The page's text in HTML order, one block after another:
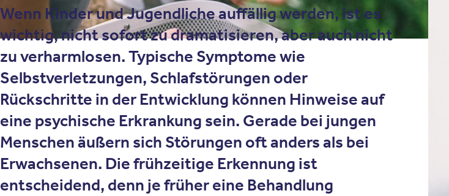
Wenn Kinder und Jugendliche auffällig werden, ist es
wichtig, nicht sofort zu dramatisieren, aber auch nicht
zu verharmlosen. Typische Symptome wie
Selbstverletzungen, Schlafstörungen oder
Rückschritte in der Entwicklung können Hinweise auf
eine psychische Erkrankung sein. Gerade bei jungen
Menschen äußern sich Störungen oft anders als bei
Erwachsenen. Die frühzeitige Erkennung ist
entscheidend, denn je früher eine Behandlung